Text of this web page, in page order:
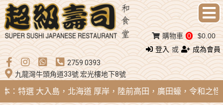
登入 或
成為會員
2759 0393
九龍灣牛頭角道33號 宏光樓地下8號
購物車 0 $0.00
：特選 大入島，北海道 厚岸，陸前高田，廣田蠔，令和之